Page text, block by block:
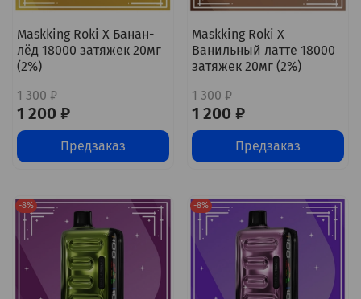
Maskking Roki X Банан-
лёд 18000 затяжек 20мг
(2%)
1 300 ₽
1 200 ₽
Предзаказ
Maskking Roki X
Ванильный латте 18000
затяжек 20мг (2%)
1 300 ₽
1 200 ₽
Предзаказ
-8% -8%